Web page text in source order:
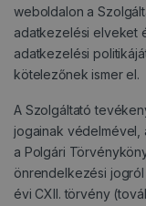
weboldalon a
adatkezelési elveket
adatkezelési
kötelezőnek ismer el.
A Szolgáltató
jogainak
a Polgári
önrendelkezési jogról
évi CXII. törvény